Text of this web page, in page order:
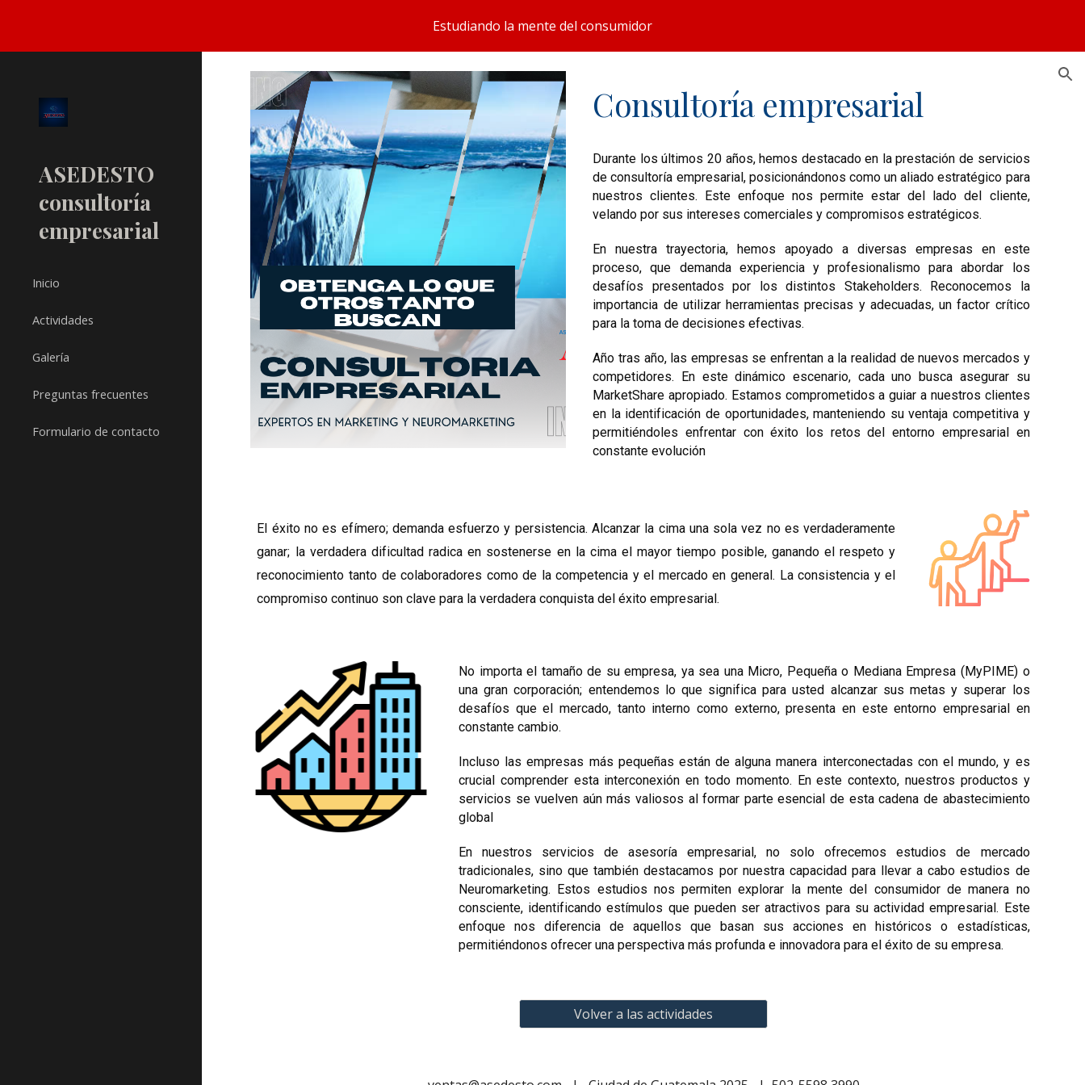
Skip to main content Skip to navigation
Estudiando la mente del consumidor
ASEDESTO
consultoría
empresarial
Inicio
Actividades
Galería
Preguntas frecuentes
Formulario de contacto
Consultoría empresarial
Durante los últimos 20 años, hemos destacado en la prestación de servicios
de consultoría empresarial, posicionándonos como un aliado estratégico para
nuestros clientes. Este enfoque nos permite estar del lado del cliente,
velando por sus intereses comerciales y compromisos estratégicos.
En nuestra trayectoria, hemos apoyado a diversas empresas en este
proceso, que demanda experiencia y profesionalismo para abordar los
desafíos presentados por los distintos Stakeholders. Reconocemos la
importancia de utilizar herramientas precisas y adecuadas, un factor crítico
para la toma de decisiones efectivas.
Año tras año, las empresas se enfrentan a la realidad de nuevos mercados y
competidores. En este dinámico escenario, cada uno busca asegurar su
MarketShare apropiado. Estamos comprometidos a guiar a nuestros clientes
en la identificación de oportunidades, manteniendo su ventaja competitiva y
permitiéndoles enfrentar con éxito los retos del entorno empresarial en
constante evolución
El éxito no es efímero; demanda esfuerzo y persistencia. Alcanzar la cima una sola vez no es verdaderamente
ganar; la verdadera dificultad radica en sostenerse en la cima el mayor tiempo posible, ganando el respeto y
reconocimiento tanto de colaboradores como de la competencia y el mercado en general. La consistencia y el
compromiso continuo son clave para la verdadera conquista del éxito empresarial.
No importa el tamaño de su empresa, ya sea una Micro, Pequeña o Mediana Empresa (MyPIME) o
una gran corporación; entendemos lo que significa para usted alcanzar sus metas y superar los
desafíos que el mercado, tanto interno como externo, presenta en este entorno empresarial en
constante cambio.
Incluso las empresas más pequeñas están de alguna manera interconectadas con el mundo, y es
crucial comprender esta interconexión en todo momento. En este contexto, nuestros productos y
servicios se vuelven aún más valiosos al formar parte esencial de esta cadena de abastecimiento
global
En nuestros servicios de asesoría empresarial, no solo ofrecemos estudios de mercado
tradicionales, sino que también destacamos por nuestra capacidad para llevar a cabo estudios de
Neuromarketing. Estos estudios nos permiten explorar la mente del consumidor de manera no
consciente, identificando estímulos que pueden ser atractivos para su actividad empresarial. Este
enfoque nos diferencia de aquellos que basan sus acciones en históricos o estadísticas,
permitiéndonos ofrecer una perspectiva más profunda e innovadora para el éxito de su empresa.
Volver a las actividades